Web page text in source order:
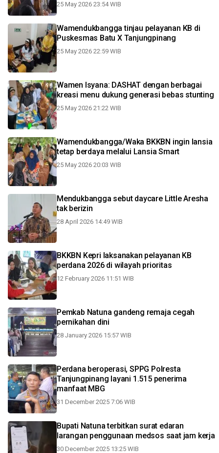
25 May 2026 23:54 WIB
Wamendukbangga tinjau pelayanan KB di
Puskesmas Batu X Tanjungpinang
25 May 2026 22:59 WIB
Wamen Isyana: DASHAT dengan berbagai
kreasi menu dukung generasi bebas stunting
25 May 2026 21:22 WIB
Wamendukbangga/Waka BKKBN ingin lansia
tetap berdaya melalui Lansia Smart
25 May 2026 20:03 WIB
Mendukbangga sebut daycare Little Aresha
tak berizin
28 April 2026 14:49 WIB
BKKBN Kepri laksanakan pelayanan KB
perdana 2026 di wilayah prioritas
12 February 2026 11:51 WIB
Pemkab Natuna gandeng remaja cegah
pernikahan dini
28 January 2026 15:57 WIB
Perdana beroperasi, SPPG Polresta
Tanjungpinang layani 1.515 penerima
manfaat MBG
31 December 2025 7:06 WIB
Bupati Natuna terbitkan surat edaran
larangan penggunaan medsos saat jam kerja
30 December 2025 13:25 WIB